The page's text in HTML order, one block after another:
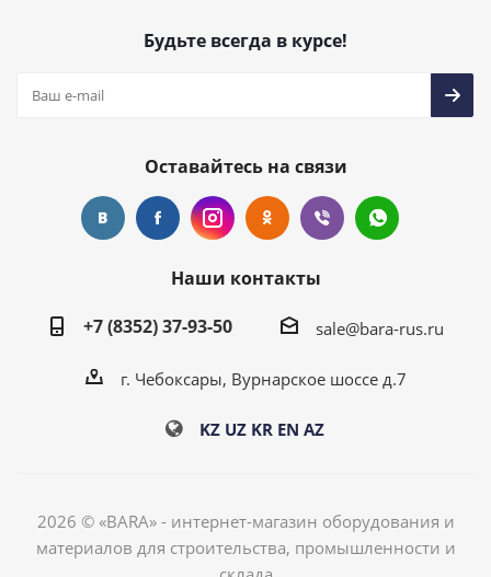
Будьте всегда в курсе!
Оставайтесь на связи
Наши контакты
+7 (8352) 37-93-50
sale@bara-rus.ru
г. Чебоксары, Вурнарское шоссе д.7
KZ UZ KR EN AZ
2026 © «BARA» - интернет-магазин оборудования и
материалов для строительства, промышленности и